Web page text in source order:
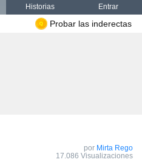
Historias Entrar
Probar las inderectas
por Mirta Rego
17.086 Visualizaciones